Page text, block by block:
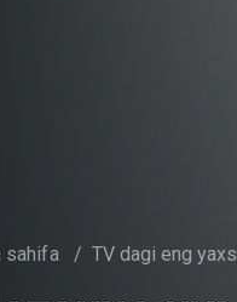
sahifa / TV dagi eng